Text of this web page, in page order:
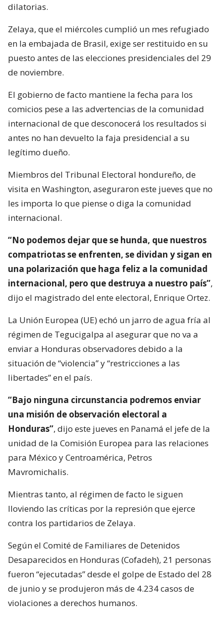
dilatorias.
Zelaya, que el miércoles cumplió un mes refugiado
en la embajada de Brasil, exige ser restituido en su
puesto antes de las elecciones presidenciales del 29
de noviembre.
El gobierno de facto mantiene la fecha para los
comicios pese a las advertencias de la comunidad
internacional de que desconocerá los resultados si
antes no han devuelto la faja presidencial a su
legítimo dueño.
Miembros del Tribunal Electoral hondureño, de
visita en Washington, aseguraron este jueves que no
les importa lo que piense o diga la comunidad
internacional.
“No podemos dejar que se hunda, que nuestros
compatriotas se enfrenten, se dividan y sigan en
una polarización que haga feliz a la comunidad
internacional, pero que destruya a nuestro país”,
dijo el magistrado del ente electoral, Enrique Ortez.
La Unión Europea (UE) echó un jarro de agua fría al
régimen de Tegucigalpa al asegurar que no va a
enviar a Honduras observadores debido a la
situación de “violencia” y “restricciones a las
libertades” en el país.
“Bajo ninguna circunstancia podremos enviar
una misión de observación electoral a
Honduras”, dijo este jueves en Panamá el jefe de la
unidad de la Comisión Europea para las relaciones
para México y Centroamérica, Petros
Mavromichalis.
Mientras tanto, al régimen de facto le siguen
lloviendo las críticas por la represión que ejerce
contra los partidarios de Zelaya.
Según el Comité de Familiares de Detenidos
Desaparecidos en Honduras (Cofadeh), 21 personas
fueron “ejecutadas” desde el golpe de Estado del 28
de junio y se produjeron más de 4.234 casos de
violaciones a derechos humanos.